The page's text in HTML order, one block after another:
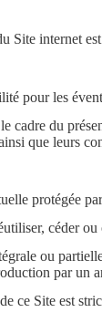
Site internet
pour les
cadre du
que leurs
protégée
céder
ou
par un
ce Site est